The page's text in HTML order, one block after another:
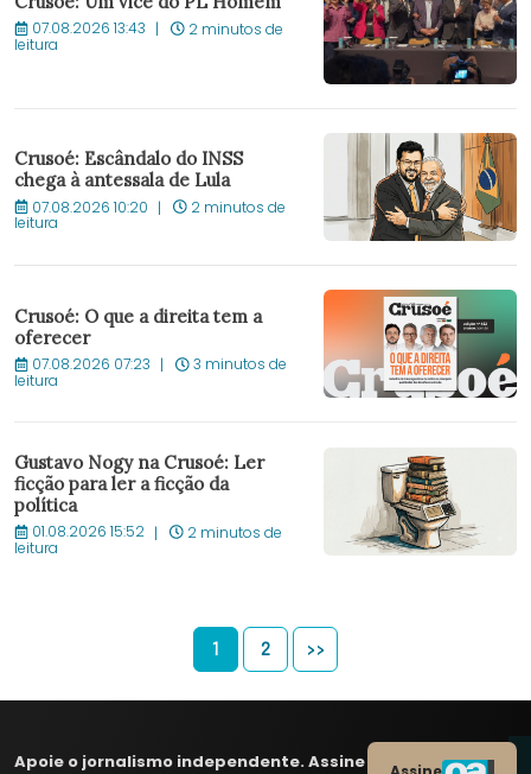
07.08.2026 13:43 2 minutos de
leitura
Crusoé: Escândalo do INSS
chega à antessala de Lula
07.08.2026 10:20 2 minutos de
leitura
Crusoé: O que a direita tem a
oferecer
07.08.2026 07:23 3 minutos de
leitura
Gustavo Nogy na Crusoé: Ler
ficção para ler a ficção da
política
01.08.2026 15:52 2 minutos de
leitura
1 2 >>
Apoie o jornalismo independente. Assine